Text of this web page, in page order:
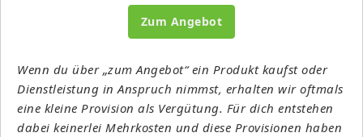
Zum Angebot
Wenn du über „zum Angebot“ ein Produkt kaufst oder
Dienstleistung in Anspruch nimmst, erhalten wir oftmals
eine kleine Provision als Vergütung. Für dich entstehen
dabei keinerlei Mehrkosten und diese Provisionen haben